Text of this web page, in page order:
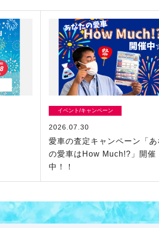
イベント/キャンペーン
2026.07.30
愛車の査定キャンペーン「
の愛車はHow Much!?」開催
中！！